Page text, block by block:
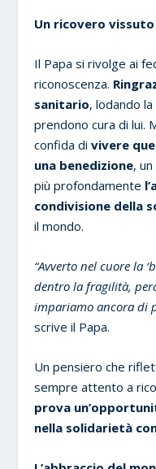
Un ricovero vissuto
Il Papa si rivolge ai
riconoscenza.
sanitario, lodando
prendono cura di lui.
confida divivere
una benedizione,
più profondamente
condivisione della
il mondo.
“Avverto nel cuore la
dentro la fragilità,
impariamo ancora di
scrive il Papa.
Un pensiero che
sempre attento a
prova
nella solidarietà